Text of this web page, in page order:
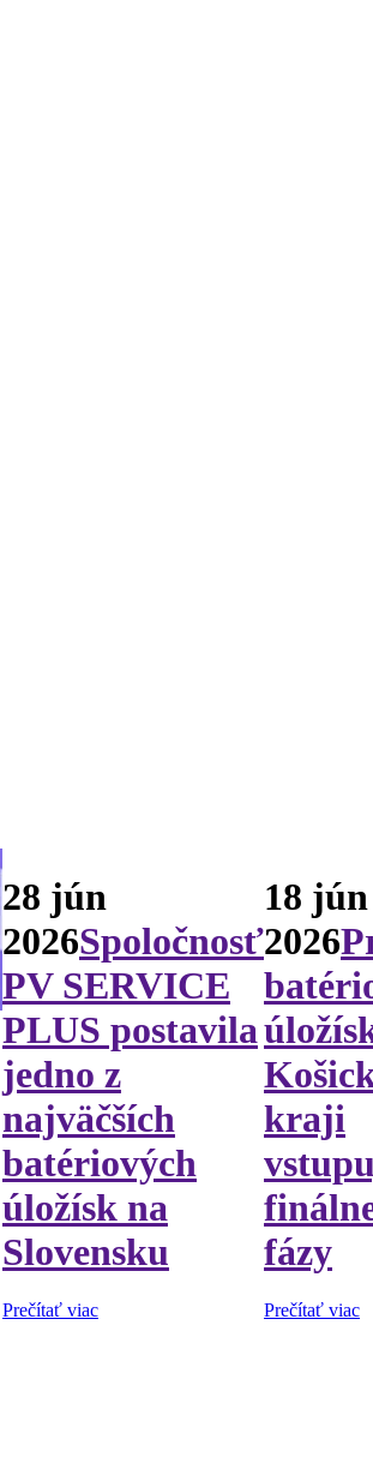
28 jún
2026Spoločnosť
PV SERVICE
PLUS postavila
jedno z
najväčších
batériových
úložísk na
Slovensku
Prečítať viac
18 jún
2026
kraji
fázy
Prečítať viac